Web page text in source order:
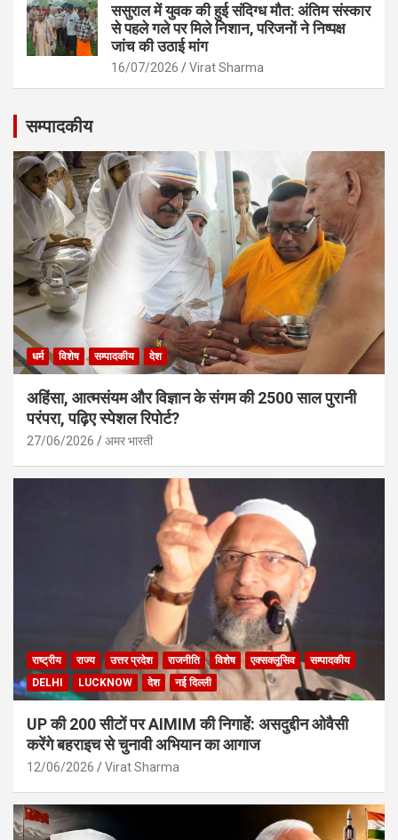
ससुराल में युवक की हुई संदिग्ध मौत: अंतिम संस्कार
से पहले गले पर मिले निशान, परिजनों ने निष्पक्ष
जांच की उठाई मांग
16/07/2026 Virat Sharma
सम्पादकीय
धर्म विशेष सम्पादकीय देश
अहिंसा, आत्मसंयम और विज्ञान के संगम की 2500 साल पुरानी
परंपरा, पढ़िए स्पेशल रिपोर्ट?
27/06/2026 अमर भारती
राष्ट्रीय राज्य उत्तर प्रदेश राजनीति विशेष एक्सक्लूसिव
सम्पादकीय
DELHI
LUCKNOW देश नई दिल्ली
UP की 200 सीटों पर AIMIM की निगाहें: असदुद्दीन ओवैसी
करेंगे बहराइच से चुनावी अभियान का आगाज
12/06/2026 Virat Sharma